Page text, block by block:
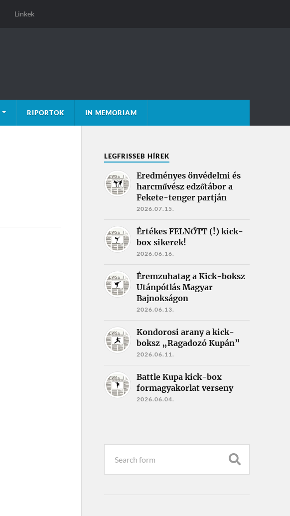
Linkek
RIPORTOK IN MEMORIAM
LEGFRISSEB HÍREK
Eredményes önvédelmi és
harcművész edzőtábor a
Fekete-tenger partján
2026.07.15.
Értékes FELNŐTT (!) kick-
box sikerek!
2026.06.16.
Éremzuhatag a Kick-boksz
Utánpótlás Magyar
Bajnokságon
2026.06.13.
Kondorosi arany a kick-
boksz „Ragadozó Kupán”
2026.06.11.
Battle Kupa kick-box
formagyakorlat verseny
2026.06.04.